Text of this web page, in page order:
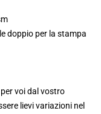
doppio per la stampa
voi dal vostro
lievi variazioni nel